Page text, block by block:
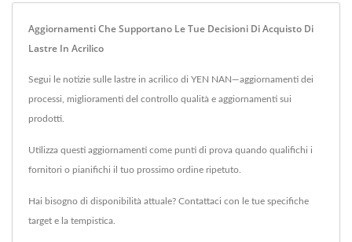
Aggiornamenti Che Supportano Le Tue Decisioni Di Acquisto Di
Lastre In Acrilico
Segui le notizie sulle lastre in acrilico di YEN NAN—aggiornamenti dei
processi, miglioramenti del controllo qualità e aggiornamenti sui
prodotti.
Utilizza questi aggiornamenti come punti di prova quando qualifichi i
fornitori o pianifichi il tuo prossimo ordine ripetuto.
Hai bisogno di disponibilità attuale? Contattaci con le tue specifiche
target e la tempistica.